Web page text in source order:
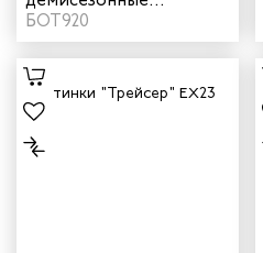
"Трейсер" CX20 цвет
коричневый
БОТ920